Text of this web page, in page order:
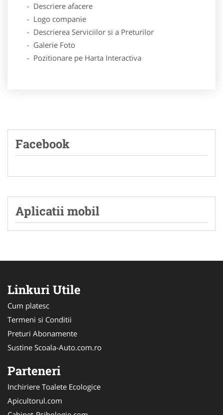
- Descriere afacere
- Logo companie
- Descrierea Serviciilor si a Preturilor
- Galerie Foto
- Pozitionare pe Harta Interactiva
Facebook
Aplicatii mobil
Linkuri Utile
Cum platesc
Termeni si Conditii
Preturi Abonamente
Sustine Scoala-Auto.com.ro
Parteneri
Inchiriere Toalete Ecologice
Apicultorul.com